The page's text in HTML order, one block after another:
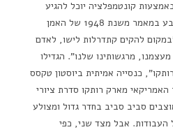
קונטמפלציה יוכל להגיע
לתחושה של נשגב. הרעיון הובע במאמר משנת 1948 של האמן
להקים קתדרלות לישו, לאדם
מרגשותינו שלנו". הגדילו
כנסייה אמיתית ביוסטון טקסס
האמריקאי מארק רותקו סדרת ציורי
סביב סביב בחדר גדול ומצולע
העבודות. אבל מצד שני, כפי